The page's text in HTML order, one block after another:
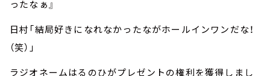
ったなぁ』
日村「結局好きになれなかったながホールインワンだな！
（笑）」
ラジオネームはるのひがプレゼントの権利を獲得しまし